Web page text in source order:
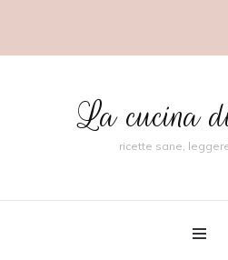
La cucina
ricette sane,